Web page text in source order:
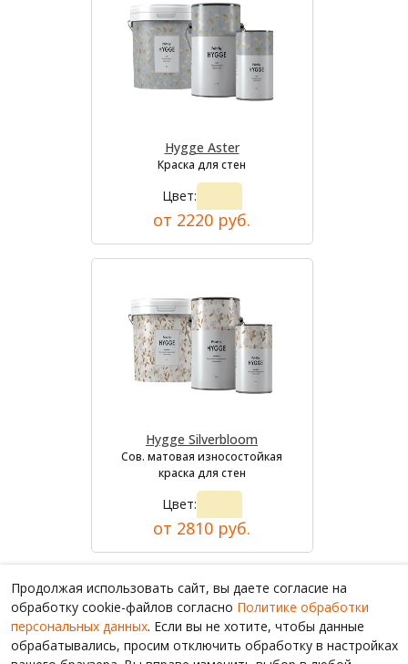
Hygge Aster
Краска для стен
Цвет:
от 2220 руб.
Hygge Silverbloom
Сов. матовая износостойкая
краска для стен
Цвет:
от 2810 руб.
Продолжая использовать сайт, вы даете согласие на
обработку cookie-файлов согласно Политике обработки
персональных данных. Если вы не хотите, чтобы данные
обрабатывались, просим отключить обработку в настройках